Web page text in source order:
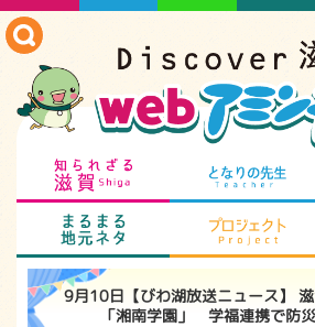
知られざる滋賀
まるまる地元ネタ
9月10日【びわ湖放送ニュース】
「湘南学園」 学福連携で防